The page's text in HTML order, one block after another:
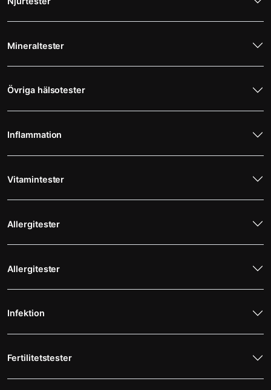
Mineraltester
Övriga hälsotester
Inflammation
Vitamintester
Allergitester
Allergitester
Infektion
Fertilitetstester